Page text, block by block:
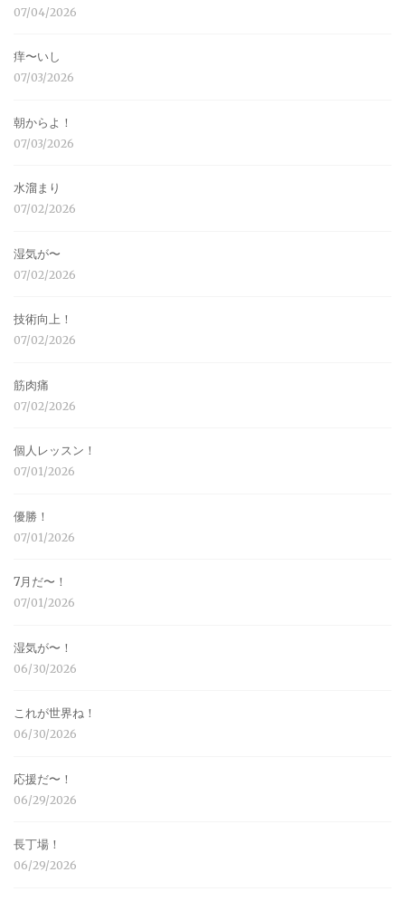
07/04/2026
痒〜いし
07/03/2026
朝からよ！
07/03/2026
水溜まり
07/02/2026
湿気が〜
07/02/2026
技術向上！
07/02/2026
筋肉痛
07/02/2026
個人レッスン！
07/01/2026
優勝！
07/01/2026
7月だ〜！
07/01/2026
湿気が〜！
06/30/2026
これが世界ね！
06/30/2026
応援だ〜！
06/29/2026
長丁場！
06/29/2026